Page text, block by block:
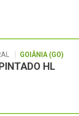
GOIÂNIA (GO)
HL